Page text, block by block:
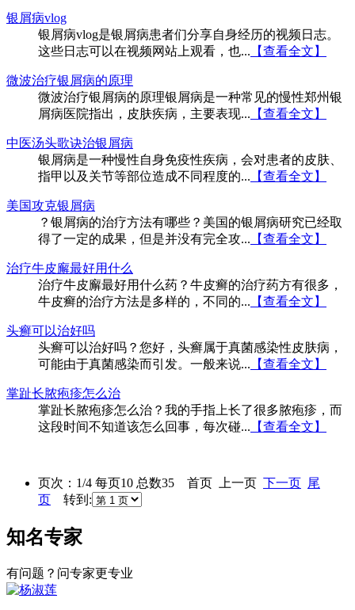
银屑病vlog
银屑病vlog是银屑病患者们分享自身经历的视频日志。
这些日志可以在视频网站上观看，也... 【查看全文】
微波治疗银屑病的原理
微波治疗银屑病的原理银屑病是一种常见的慢性郑州银
屑病医院指出，皮肤疾病，主要表现... 【查看全文】
中医汤头歌诀治银屑病
银屑病是一种慢性自身免疫性疾病，会对患者的皮肤、
指甲以及关节等部位造成不同程度的... 【查看全文】
美国攻克银屑病
？银屑病的治疗方法有哪些？美国的银屑病研究已经取
得了一定的成果，但是并没有完全攻... 【查看全文】
治疗牛皮廨最好用什么
治疗牛皮廨最好用什么药？牛皮癣的治疗药方有很多，
牛皮癣的治疗方法是多样的，不同的... 【查看全文】
头癣可以治好吗
头癣可以治好吗？您好，头癣属于真菌感染性皮肤病，
可能由于真菌感染而引发。一般来说... 【查看全文】
掌趾长脓疱疹怎么治
掌趾长脓疱疹怎么治？我的手指上长了很多脓疱疹，而
这段时间不知道该怎么回事，每次碰... 【查看全文】
页次：1/4 每页10 总数35 首页 上一页 下一页 尾
页 转到:
知名专家
有问题？问专家更专业